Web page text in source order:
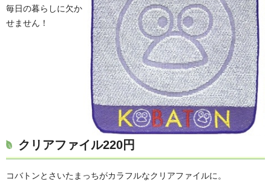
毎日の暮らしに欠か
せません！
クリアファイル220円
コバトンとさいたまっちがカラフルなクリアファイルに。